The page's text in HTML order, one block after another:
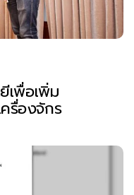
เพื่อเพิ่ม
รื่องจักร